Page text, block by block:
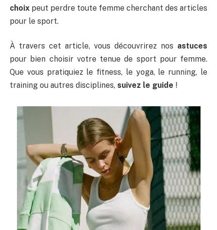
choix peut perdre toute femme cherchant des articles
pour le sport.
À travers cet article, vous découvrirez nos astuces
pour bien choisir votre tenue de sport pour femme.
Que vous pratiquiez le fitness, le yoga, le running, le
training ou autres disciplines, suivez le guide !